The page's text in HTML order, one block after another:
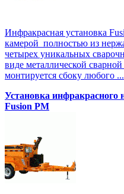
Инфракрасная установка
камерой полностью из
четырех уникальных
виде металлической
монтируется сбоку любого ...
Установка инфракрасного
Fusion PM